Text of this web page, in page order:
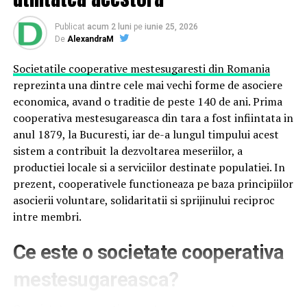
încât să pătrundă în căile respiratorii profunde.
Microclimatul creat este stabil pe durata ședinţelor
benefice și reducând recurenţele.
Publicat acum 2 luni pe iunie 25, 2026
De AlexandraM
Societatile cooperative mestesugaresti din Romania
reprezinta una dintre cele mai vechi forme de asociere
economica, avand o traditie de peste 140 de ani. Prima
cooperativa mestesugareasca din tara a fost infiintata in
anul 1879, la Bucuresti, iar de-a lungul timpului acest
sistem a contribuit la dezvoltarea meseriilor, a
productiei locale si a serviciilor destinate populatiei. In
prezent, cooperativele functioneaza pe baza principiilor
asocierii voluntare, solidaritatii si sprijinului reciproc
intre membri.
Ce este o societate cooperativa
mestesugareasca?